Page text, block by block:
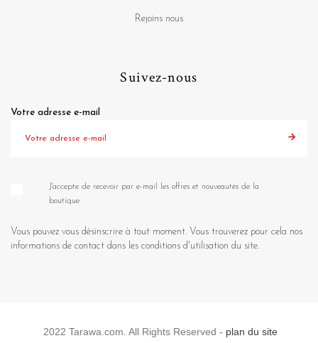
Rejoins nous
Suivez-nous
Votre adresse e-mail
J'accepte de recevoir par e-mail les offres et nouveautés de la
boutique
Vous pouvez vous désinscrire à tout moment. Vous trouverez pour cela nos
informations de contact dans les conditions d'utilisation du site.
2022 Tarawa.com. All Rights Reserved - plan du site